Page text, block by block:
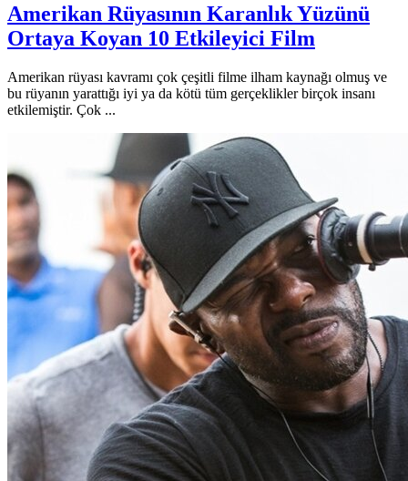
Amerikan Rüyasının Karanlık Yüzünü
Ortaya Koyan 10 Etkileyici Film
Amerikan rüyası kavramı çok çeşitli filme ilham kaynağı olmuş ve
bu rüyanın yarattığı iyi ya da kötü tüm gerçeklikler birçok insanı
etkilemiştir. Çok ...